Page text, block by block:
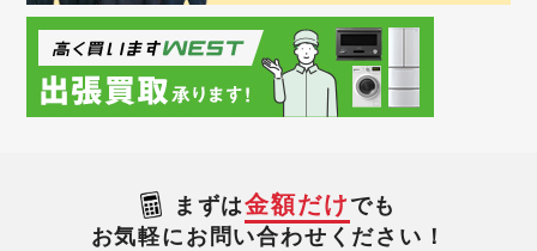
まずは金額だけ でも
お気軽にお問い合わせください！